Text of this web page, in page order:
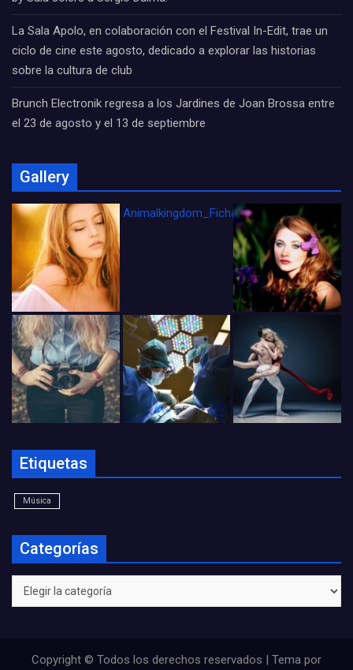
La Sala Apolo, en colaboración con el Festival In-Edit, trae un
ciclo de cine este agosto, dedicado a explorar las historias
sobre la cultura de club
Brunch Electronik regresa a los Jardines de Joan Brossa entre
el 23 de agosto y el 13 de septiembre
Gallery
Animalkingdom_FichaCine
Etiquetas
Música
Categorías
Categorías
Copyright © Todos los derechos reservados | Tema por